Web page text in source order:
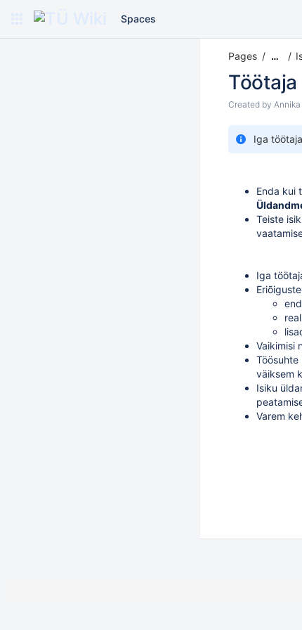
Spaces
Pages …
Created by
Iga
Enda kui
Teiste
Iga
real
Vaikimisi
väiksem
Isiku
Varem